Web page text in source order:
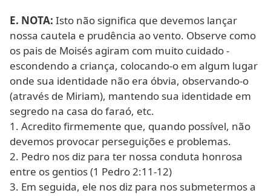
E. NOTA: Isto não significa que devemos lançar
nossa cautela e prudência ao vento. Observe como
os pais de Moisés agiram com muito cuidado -
escondendo a criança, colocando-o em algum lugar
onde sua identidade não era óbvia, observando-o
(através de Miriam), mantendo sua identidade em
segredo na casa do faraó, etc.
1. Acredito firmemente que, quando possível, não
devemos provocar perseguições e problemas.
2. Pedro nos diz para ter nossa conduta honrosa
entre os gentios (1 Pedro 2:11-12)
3. Em seguida, ele nos diz para nos submetermos a